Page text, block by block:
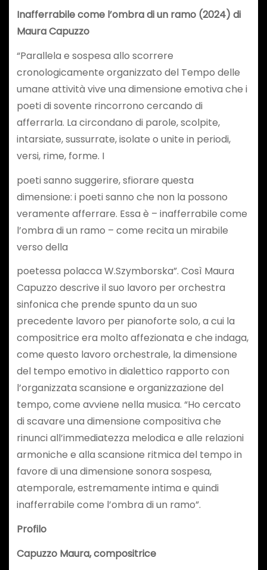
Inafferrabile come l’ombra di un ramo (2024) di
Maura Capuzzo
“Parallela e sospesa allo scorrere
cronologicamente organizzato del Tempo delle
umane attività vive una dimensione emotiva che i
poeti di sovente rincorrono cercando di
afferrarla. La circondano di parole, scolpite,
intarsiate, sussurrate, isolate o unite in periodi,
versi, rime, forme. I
poeti sanno suggerire, sfiorare questa
dimensione: i poeti sanno che non la possono
veramente afferrare. Essa è – inafferrabile come
l’ombra di un ramo – come recita un mirabile
verso della
poetessa polacca W.Szymborska”. Così Maura
Capuzzo descrive il suo lavoro per orchestra
sinfonica che prende spunto da un suo
precedente lavoro per pianoforte solo, a cui la
compositrice era molto affezionata e che indaga,
come questo lavoro orchestrale, la dimensione
del tempo emotivo in dialettico rapporto con
l’organizzata scansione e organizzazione del
tempo, come avviene nella musica. “Ho cercato
di scavare una dimensione compositiva che
rinunci all’immediatezza melodica e alle relazioni
armoniche e alla scansione ritmica del tempo in
favore di una dimensione sonora sospesa,
atemporale, estremamente intima e quindi
inafferrabile come l’ombra di un ramo”.
Profilo
Capuzzo Maura, compositrice